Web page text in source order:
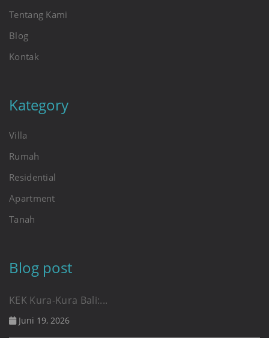
Tentang Kami
Blog
Kontak
Kategory
Villa
Rumah
Residential
Apartment
Tanah
Blog post
KEK Kura-Kura Bali:...
Juni 19, 2026